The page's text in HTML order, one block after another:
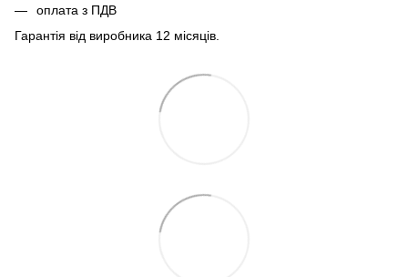
оплата з ПДВ
Гарантія від виробника 12 місяців.